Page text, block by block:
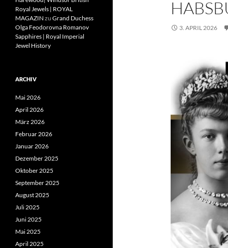
3. APRIL 2026
Royal Jewels | ROYAL
MAGAZIN zu Grand Duchess
Olga Feodorovna Romanov
Sapphires | Royal Imperial
Jewel History
ARCHIV
Mai 2026
April 2026
März 2026
Februar 2026
Januar 2026
Dezember 2025
Oktober 2025
September 2025
August 2025
Juli 2025
Juni 2025
Mai 2025
April 2025